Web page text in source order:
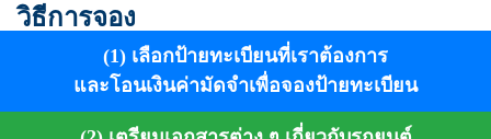
วิธีการจอง
(1) เลือกป้ายทะเบียนที่เราต้องการ
และโอนเงินค่ามัดจำเพื่อจองป้ายทะเบียน